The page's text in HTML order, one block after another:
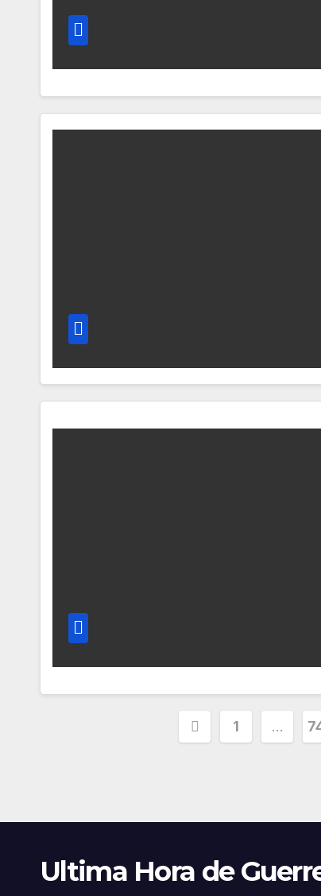
Paginación
1 …
Ultima Hora de